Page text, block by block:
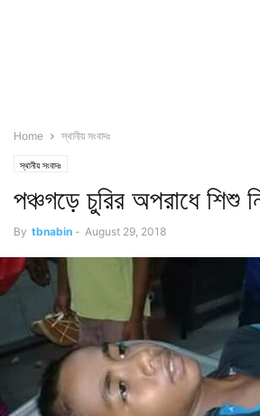
Home স্থানীয় সংবাদঃ
স্থানীয় সংবাদঃ
পঞ্চগড়ে চুরির অপরাধে শিশু
By tbnabin - August 29, 2018